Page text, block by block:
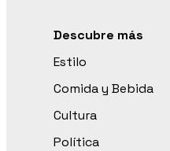
Descubre más
Estilo
Comida y Bebida
Cultura
Política